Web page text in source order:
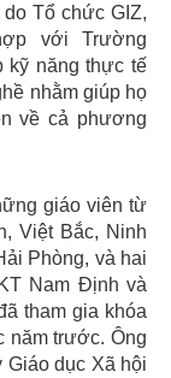
Tổ chức GIZ,
với Trường
kỹ năng thực tế
nhằm giúp họ
về cả phương
giáo viên từ
Việt Bắc, Ninh
Phòng, và hai
Nam Định và
tham gia khóa
năm trước. Ông
Giáo dục Xã hội